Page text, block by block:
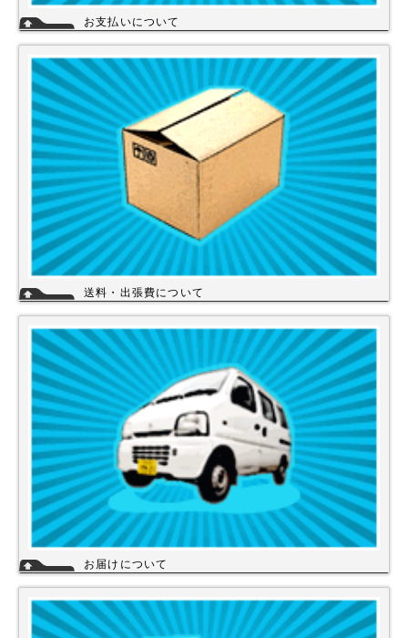
お支払いについて
・代金引換（商品と引き換え）
※振込手数料および代金引換手数料はお客様負担となっております。【注
意】商品を1円でもお安く提供させて頂く為、カード決済は現在ご利用出
来ません。
送料・出張費について
一律700円!!
※エアコンなど大型商品は、別途費用がかかる場合がございますのでお問
い合わせください。
お届けについて
になります。メーカーなどから納期回答が出ましたらご連絡いたします。
商品の欠品や受注生産品は納期がかかる場合があります。※宅配便でお届
けの場合、時間指定が可能です。